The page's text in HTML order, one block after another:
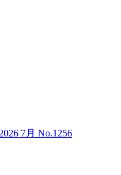
7月 No.1256